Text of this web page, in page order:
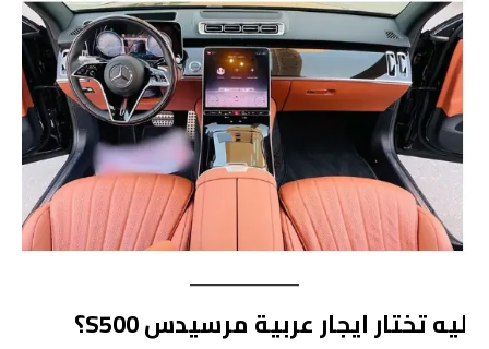
ليه تختار ايجار عربية مرسيدس S500؟